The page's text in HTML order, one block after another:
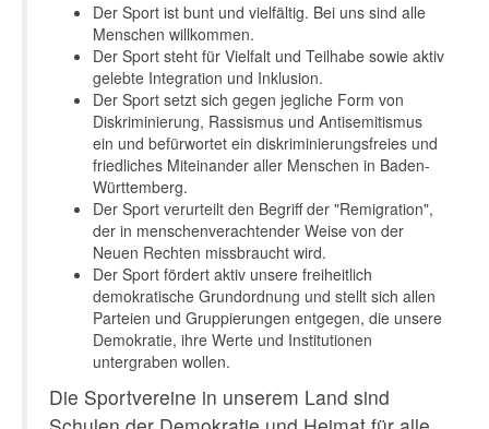
Der Sport ist bunt und vielfältig. Bei uns sind alle
Menschen willkommen.
Der Sport steht für Vielfalt und Teilhabe sowie aktiv
gelebte Integration und Inklusion.
Der Sport setzt sich gegen jegliche Form von
Diskriminierung, Rassismus und Antisemitismus
ein und befürwortet ein diskriminierungsfreies und
friedliches Miteinander aller Menschen in Baden-
Württemberg.
Der Sport verurteilt den Begriff der "Remigration",
der in menschenverachtender Weise von der
Neuen Rechten missbraucht wird.
Der Sport fördert aktiv unsere freiheitlich
demokratische Grundordnung und stellt sich allen
Parteien und Gruppierungen entgegen, die unsere
Demokratie, ihre Werte und Institutionen
untergraben wollen.
Die Sportvereine in unserem Land sind